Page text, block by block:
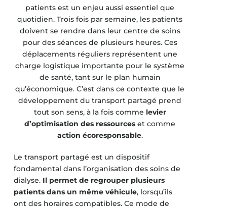
patients est un enjeu aussi essentiel que
quotidien. Trois fois par semaine, les patients
doivent se rendre dans leur centre de soins
pour des séances de plusieurs heures. Ces
déplacements réguliers représentent une
charge logistique importante pour le système
de santé, tant sur le plan humain
qu’économique. C’est dans ce contexte que le
développement du transport partagé prend
tout son sens, à la fois comme levier
d’optimisation des ressources et comme
action écoresponsable.
Le transport partagé est un dispositif
fondamental dans l’organisation des soins de
dialyse. Il permet de regrouper plusieurs
patients dans un même véhicule, lorsqu’ils
ont des horaires compatibles. Ce mode de